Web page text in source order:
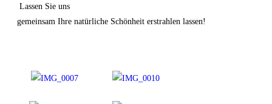
Lassen Sie uns
gemeinsam Ihre natürliche Schönheit erstrahlen lassen!